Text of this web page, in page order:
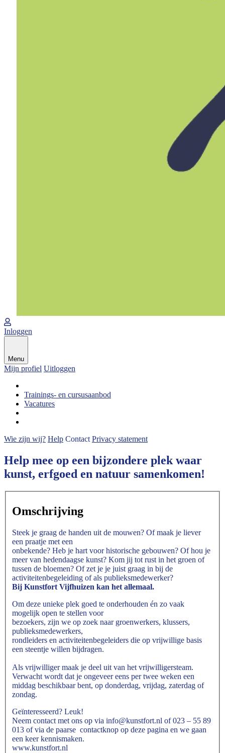
Inloggen
Menu
Mijn profiel Uitloggen
Trainings- en cursusaanbod
Vacatures
Wie zijn wij? Help Contact Privacy statement
Help mee op een bijzondere plek waar
kunst, erfgoed en natuur samenkomen!
Omschrijving
Steek je graag de handen uit de mouwen? Of maak je liever
een praatje met een
onbekende? Heb je hart voor historische gebouwen? Of hou je
meer van hedendaagse kunst? Kom jij tot rust in het groen of
tussen de bloemen? Of zet je je juist graag in bij de
activiteitenbegeleiding of als publieksmedewerker?
Bij Kunstfort Vijfhuizen kan het allemaal.
Om deze unieke plek goed te onderhouden én zo vaak
mogelijk open te stellen voor
bezoekers, zijn we op zoek naar groenwerkers, klussers,
publieksmedewerkers,
rondleiders en activiteitenbegeleiders die op vrijwillige basis
een steentje willen bijdragen.
Als vrijwilliger maak je deel uit van het vrijwilligersteam.
Verwacht wordt dat je ongeveer eens per twee weken een
middag beschikbaar bent, op donderdag, vrijdag, zaterdag of
zondag.
Geïnteresseerd? Leuk!
Neem contact met ons op via info@kunstfort.nl of 023 – 55 89
013 of via de paarse contactknop op deze pagina en we gaan
een keer kennismaken.
www.kunstfort.nl